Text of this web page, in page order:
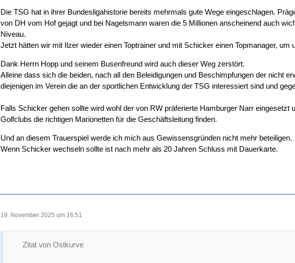
Die TSG hat in ihrer Bundesligahistorie bereits mehrmals gute Wege eingeschlagen.
von DH vom Hof gejagt und bei Nagelsmann waren die 5 Millionen anscheinend auch
Niveau.
Jetzt hätten wir mit Ilzer wieder einen Toptrainer und mit Schicker einen Topmanager, um
Dank Herrn Hopp und seinem Busenfreund wird auch dieser Weg zerstört.
Alleine dass sich die beiden, nach all den Beleidigungen und Beschimpfungen der nicht
diejenigen im Verein die an der sportlichen Entwicklung der TSG interessiert sind und
Falls Schicker gehen sollte wird wohl der von RW präferierte Hamburger Narr
Golfclubs die richtigen Marionetten für die Geschäftsleitung finden.
Und an diesem Trauerspiel werde ich mich aus Gewissensgründen nicht mehr beteiligen.
Wenn Schicker wechseln sollte ist nach mehr als 20 Jahren Schluss mit Dauerkarte.
19. November 2025 um 16:51
Zitat von Ostkurve